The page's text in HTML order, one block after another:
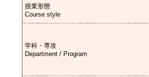
授業形態
Course style
学科・専攻
Department / Program